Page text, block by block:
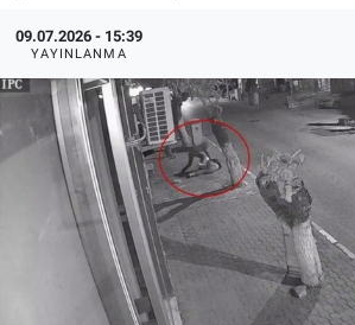
09.07.2026 - 15:39
YAYINLANMA